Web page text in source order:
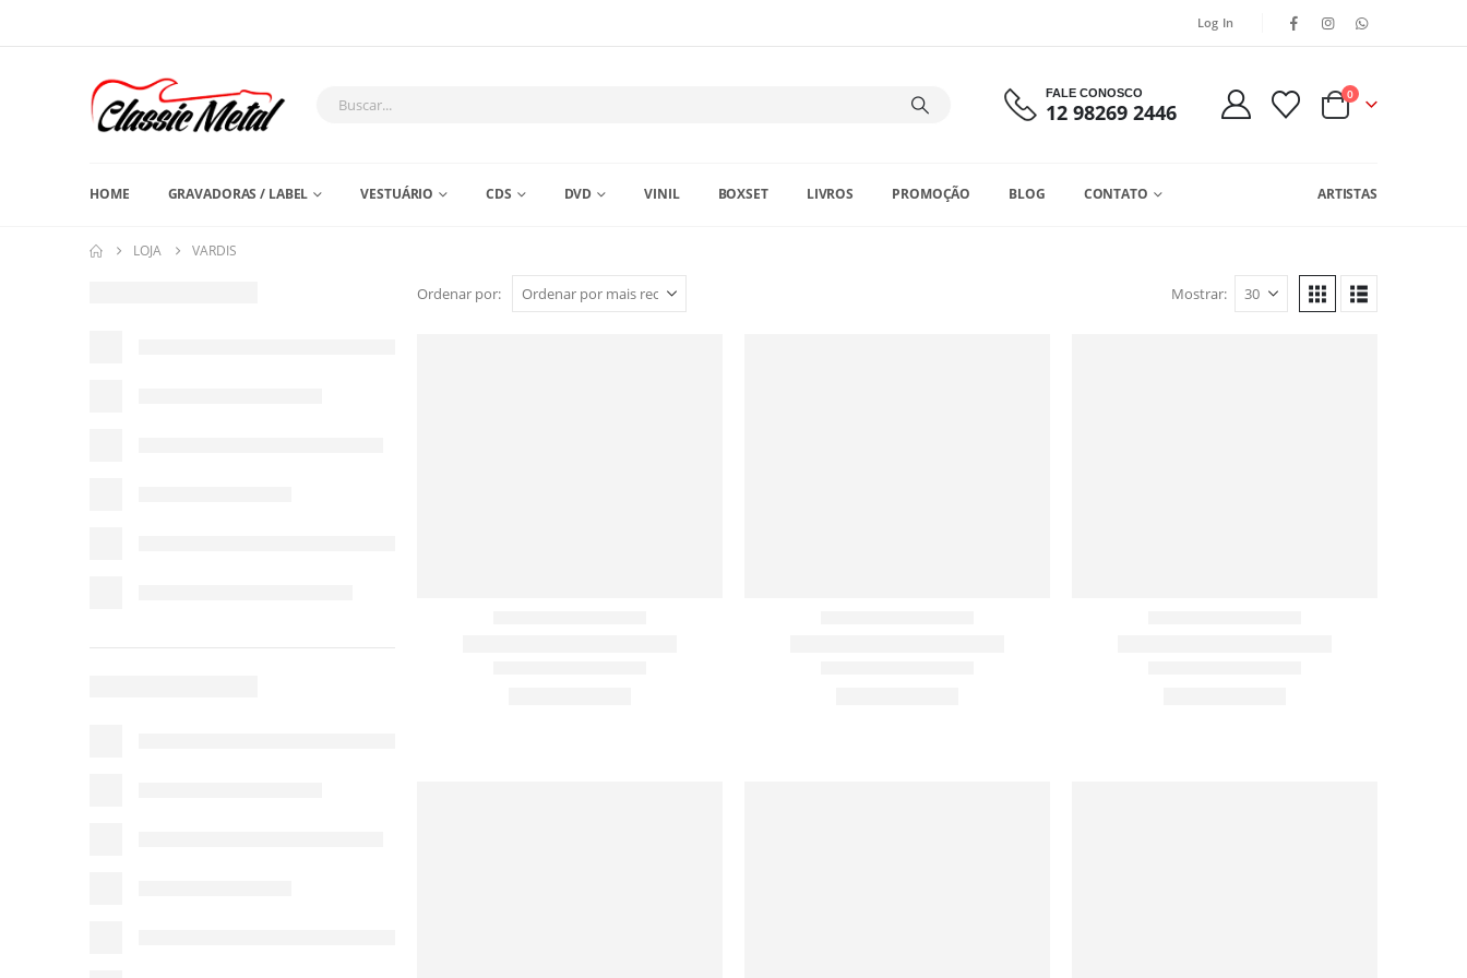
Log In
FALE CONOSCO
12 98269 2446
0
HOME GRAVADORAS / LABEL VESTUÁRIO CDS DVD VINIL BOXSET LIVROS PROMOÇÃO BLOG CONTATO ARTISTAS
LOJA VARDIS
Ordenar por: Mostrar: